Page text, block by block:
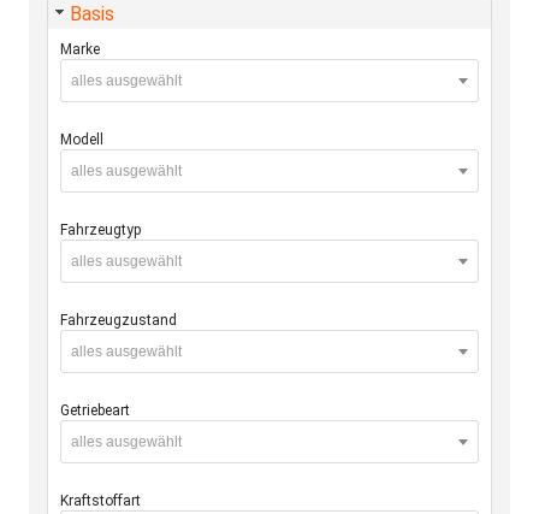
Basis
Marke
alles ausgewählt
Modell
alles ausgewählt
Fahrzeugtyp
alles ausgewählt
Fahrzeugzustand
alles ausgewählt
Getriebeart
alles ausgewählt
Kraftstoffart